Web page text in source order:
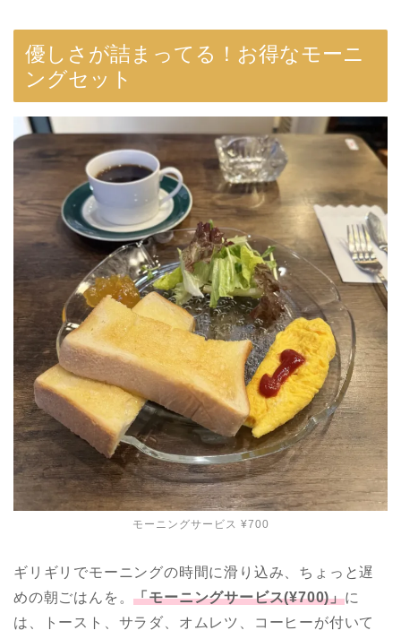
優しさが詰まってる！お得なモーニ
ングセット
モーニングサービス ¥700
ギリギリでモーニングの時間に滑り込み、ちょっと遅
めの朝ごはんを。「モーニングサービス(¥700)」に
は、トースト、サラダ、オムレツ、コーヒーが付いて